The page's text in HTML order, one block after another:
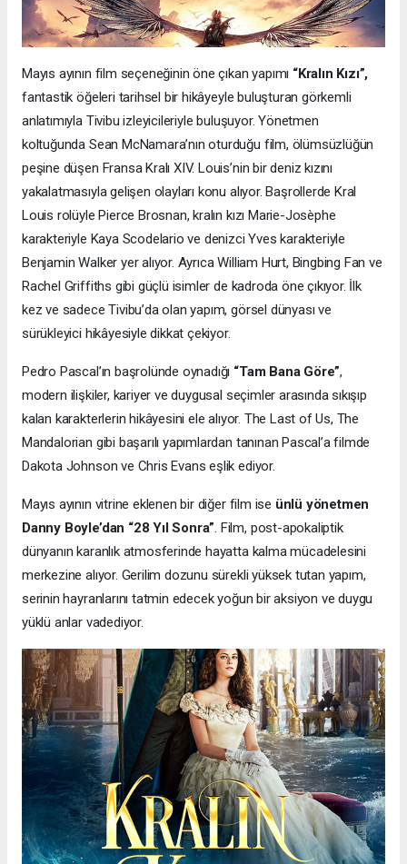
Mayıs ayının film seçeneğinin öne çıkan yapımı “Kralın Kızı”,
fantastik öğeleri tarihsel bir hikâyeyle buluşturan görkemli
anlatımıyla Tivibu izleyicileriyle buluşuyor. Yönetmen
koltuğunda Sean McNamara’nın oturduğu film, ölümsüzlüğün
peşine düşen Fransa Kralı XIV. Louis’nin bir deniz kızını
yakalatmasıyla gelişen olayları konu alıyor. Başrollerde Kral
Louis rolüyle Pierce Brosnan, kralın kızı Marie-Josèphe
karakteriyle Kaya Scodelario ve denizci Yves karakteriyle
Benjamin Walker yer alıyor. Ayrıca William Hurt, Bingbing Fan ve
Rachel Griffiths gibi güçlü isimler de kadroda öne çıkıyor. İlk
kez ve sadece Tivibu’da olan yapım, görsel dünyası ve
sürükleyici hikâyesiyle dikkat çekiyor.
Pedro Pascal’ın başrolünde oynadığı “Tam Bana Göre”,
modern ilişkiler, kariyer ve duygusal seçimler arasında sıkışıp
kalan karakterlerin hikâyesini ele alıyor. The Last of Us, The
Mandalorian gibi başarılı yapımlardan tanınan Pascal’a filmde
Dakota Johnson ve Chris Evans eşlik ediyor.
Mayıs ayının vitrine eklenen bir diğer film ise ünlü yönetmen
Danny Boyle’dan “28 Yıl Sonra”. Film, post-apokaliptik
dünyanın karanlık atmosferinde hayatta kalma mücadelesini
merkezine alıyor. Gerilim dozunu sürekli yüksek tutan yapım,
serinin hayranlarını tatmin edecek yoğun bir aksiyon ve duygu
yüklü anlar vadediyor.